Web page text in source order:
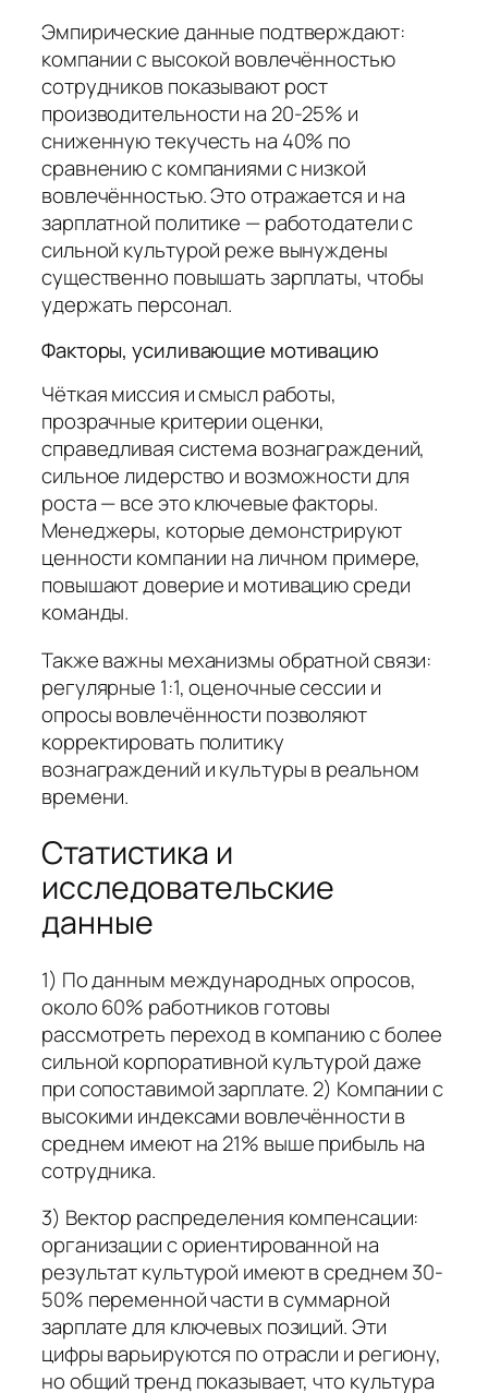
Эмпирические данные подтверждают:
компании с высокой вовлечённостью
сотрудников показывают рост
производительности на 20-25% и
сниженную текучесть на 40% по
сравнению с компаниями с низкой
вовлечённостью. Это отражается и на
зарплатной политике — работодатели с
сильной культурой реже вынуждены
существенно повышать зарплаты, чтобы
удержать персонал.
Факторы, усиливающие мотивацию
Чёткая миссия и смысл работы,
прозрачные критерии оценки,
справедливая система вознаграждений,
сильное лидерство и возможности для
роста — все это ключевые факторы.
Менеджеры, которые демонстрируют
ценности компании на личном примере,
повышают доверие и мотивацию среди
команды.
Также важны механизмы обратной связи:
регулярные 1:1, оценочные сессии и
опросы вовлечённости позволяют
корректировать политику
вознаграждений и культуры в реальном
времени.
Статистика и
исследовательские
данные
1) По данным международных опросов,
около 60% работников готовы
рассмотреть переход в компанию с более
сильной корпоративной культурой даже
при сопоставимой зарплате. 2) Компании с
высокими индексами вовлечённости в
среднем имеют на 21% выше прибыль на
сотрудника.
3) Вектор распределения компенсации:
организации с ориентированной на
результат культурой имеют в среднем 30-
50% переменной части в суммарной
зарплате для ключевых позиций. Эти
цифры варьируются по отрасли и региону,
но общий тренд показывает, что культура